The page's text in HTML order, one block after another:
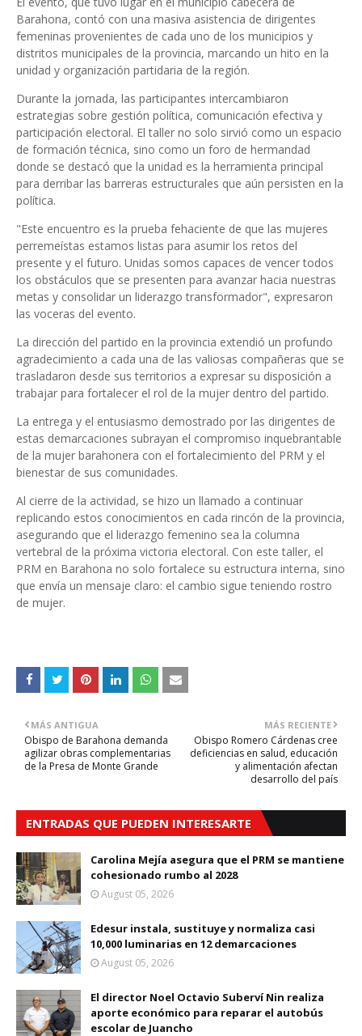
Barahona, contó con una masiva asistencia de dirigentes
femeninas provenientes de cada uno de los municipios y
distritos municipales de la provincia, marcando un hito en la
unidad y organización partidaria de la región.
Durante la jornada, las participantes intercambiaron
estrategias sobre gestión política, comunicación efectiva y
participación electoral. El taller no solo sirvió como un espacio
de formación técnica, sino como un foro de hermandad
donde se destacó que la unidad es la herramienta principal
para derribar las barreras estructurales que aún persisten en la
política.
"Este encuentro es la prueba fehaciente de que las mujeres
perremeístas estamos listas para asumir los retos del
presente y el futuro. Unidas somos capaces de vencer todos
los obstáculos que se presenten para avanzar hacia nuestras
metas y consolidar un liderazgo transformador", expresaron
las voceras del evento.
La dirección del partido en la provincia extendió un profundo
agradecimiento a cada una de las valiosas compañeras que se
trasladaron desde sus territorios a expresar su disposición a
trabajar para fortalecer el rol de la mujer dentro del partido.
La entrega y el entusiasmo demostrado por las dirigentes de
estas demarcaciones subrayan el compromiso inquebrantable
de la mujer barahonera con el fortalecimiento del PRM y el
bienestar de sus comunidades.
Al cierre de la actividad, se hizo un llamado a continuar
replicando estos conocimientos en cada rincón de la provincia,
asegurando que el liderazgo femenino sea la columna
vertebral de la próxima victoria electoral. Con este taller, el
PRM en Barahona no solo fortalece su estructura interna, sino
que envía un mensaje claro: el cambio sigue teniendo rostro
de mujer.
MÁS RECIENTE
Obispo Romero Cárdenas cree
deficiencias en salud, educación
y alimentación afectan
desarrollo del país
MÁS ANTIGUA
Obispo de Barahona demanda
agilizar obras complementarias
de la Presa de Monte Grande
ENTRADAS QUE PUEDEN INTERESARTE
Carolina Mejía asegura que el PRM se mantiene
cohesionado rumbo al 2028
August 05, 2026
Edesur instala, sustituye y normaliza casi
10,000 luminarias en 12 demarcaciones
August 05, 2026
El director Noel Octavio Suberví Nin realiza
aporte económico para reparar el autobús
escolar de Juancho